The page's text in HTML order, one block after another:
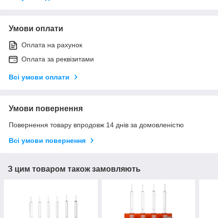
Умови оплати
Оплата на рахунок
Оплата за реквізитами
Всі умови оплати
Умови повернення
Повернення товару впродовж 14 днів за домовленістю
Всі умови повернення
З цим товаром також замовляють